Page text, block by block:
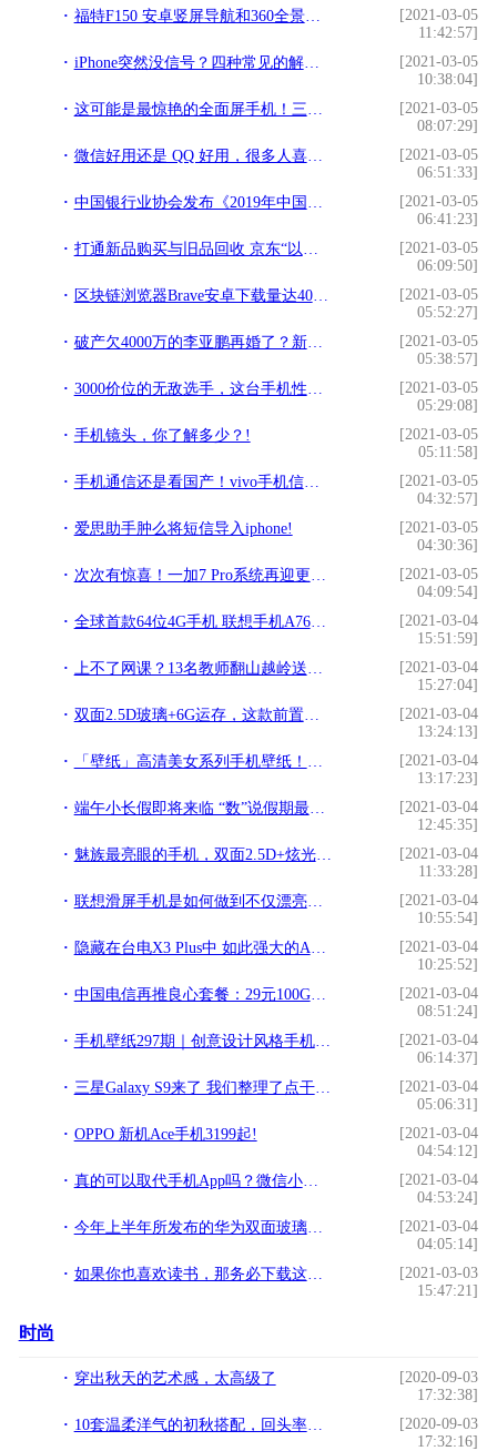
福特F150 安卓竖屏导航和360全景行车记录仪!
[2021-03-05
11:42:57]
iPhone突然没信号？四种常见的解决方法!
[2021-03-05
10:38:04]
这可能是最惊艳的全面屏手机！三星S9曝光：2大特点打脸苹果!
[2021-03-05
08:07:29]
微信好用还是 QQ 好用，很多人喜欢用微信而看不起qq，还很有优越感？为什么？!
[2021-03-05
06:51:33]
中国银行业协会发布《2019年中国银行业服务报告》!
[2021-03-05
06:41:23]
打通新品购买与旧品回收 京东“以旧换新”让你轻松拿下iPhone新机!
[2021-03-05
06:09:50]
区块链浏览器Brave安卓下载量达4000万次 超过Firefox和Opera!
[2021-03-05
05:52:27]
破产欠4000万的李亚鹏再婚了？新欢也太像王菲了吧！!
[2021-03-05
05:38:57]
3000价位的无敌选手，这台手机性能拍照都好，不了解就后悔了!
[2021-03-05
05:29:08]
手机镜头，你了解多少？!
[2021-03-05
05:11:58]
手机通信还是看国产！vivo手机信号比苹果手机强太多！!
[2021-03-05
04:32:57]
爱思助手肿么将短信导入iphone!
[2021-03-05
04:30:36]
次次有惊喜！一加7 Pro系统再迎更新，手势相机进步明显!
[2021-03-05
04:09:54]
全球首款64位4G手机 联想手机A768t上市!
[2021-03-04
15:51:59]
上不了网课？13名教师翻山越岭送教上门，25个村里265名学生哭了…!
[2021-03-04
15:27:04]
双面2.5D玻璃+6G运存，这款前置双摄手机已低至1399元!
[2021-03-04
13:24:13]
「壁纸」高清美女系列手机壁纸！换个壁纸换种心情!
[2021-03-04
13:17:23]
端午小长假即将来临 “数”说假期最受欢迎应用商店!
[2021-03-04
12:45:35]
魅族最亮眼的手机，双面2.5D+炫光亮纹，最低仅售1329元!
[2021-03-04
11:33:28]
联想滑屏手机是如何做到不仅漂亮而且还超值的？!
[2021-03-04
10:55:54]
隐藏在台电X3 Plus中 如此强大的Apollo Lake处理器!
[2021-03-04
10:25:52]
中国电信再推良心套餐：29元100G，够不够？!
[2021-03-04
08:51:24]
手机壁纸297期｜创意设计风格手机壁纸、安卓苹果手机壁纸!
[2021-03-04
06:14:37]
三星Galaxy S9来了 我们整理了点干货!
[2021-03-04
05:06:31]
OPPO 新机Ace手机3199起!
[2021-03-04
04:54:12]
真的可以取代手机App吗？微信小程序体验!
[2021-03-04
04:53:24]
今年上半年所发布的华为双面玻璃手机，现在官方售价已降至1599元!
[2021-03-04
04:05:14]
如果你也喜欢读书，那务必下载这几个APP | 文末有惊喜!
[2021-03-03
15:47:21]
时尚
穿出秋天的艺术感，太高级了
[2020-09-03
17:32:38]
10套温柔洋气的初秋搭配，回头率提升一个档次，太美了
[2020-09-03
17:32:16]